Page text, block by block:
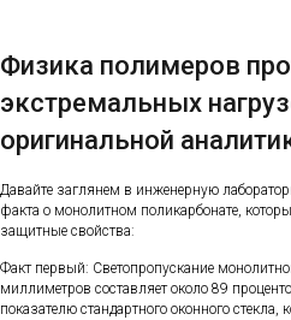
Физика полимеров
экстремальных
оригинальной
Давайте заглянем в инженерную
факта о монолитном поликарбонате,
защитные свойства:
Факт первый: Светопропускание
миллиметров составляет около 89
показателю стандартного оконного стекла,